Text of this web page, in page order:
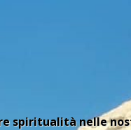
spiritualità nelle